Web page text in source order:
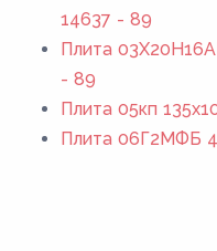
14637 - 89
Плита
- 89
Плита 05кп
Плита 06Г2МФБ